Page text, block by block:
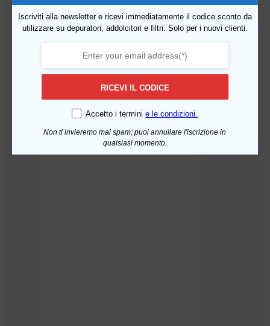
Iscriviti alla newsletter e ricevi immediatamente il codice sconto da
utilizzare su depuratori, addolcitori e filtri. Solo per i nuovi clienti.
RICEVI IL CODICE
Accetto i terminie le condizioni.
Non ti invieremo mai spam; puoi annullare l'iscrizione in
qualsiasi momento.